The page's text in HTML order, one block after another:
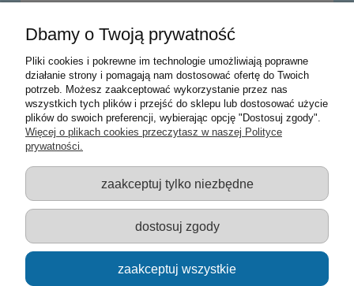
powiadom o dostępności
Warunki zakupów
Moje konto
Informacje o sklepie
Sklep z zabawkami Łódź :: Hurownia zabawek :: Zabawki
edukacyjne :: Zestawy artystyczne :: Zabawki :: samochody Welly
:: Zabawkownia :: zabawki dla dzieci :: Lalki :: Klocki :: Artykuły
szkolne ::
Dbamy o Twoją prywatność
Pliki cookies i pokrewne im technologie umożliwiają poprawne
działanie strony i pomagają nam dostosować ofertę do Twoich
potrzeb. Możesz zaakceptować wykorzystanie przez nas
wszystkich tych plików i przejść do sklepu lub dostosować użycie
plików do swoich preferencji, wybierając opcję "Dostosuj zgody".
Więcej o plikach cookies przeczytasz w naszej Polityce
prywatności.
zaakceptuj tylko niezbędne
dostosuj zgody
zaakceptuj wszystkie